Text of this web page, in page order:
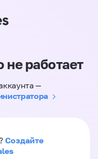
не работает
—
Создайте